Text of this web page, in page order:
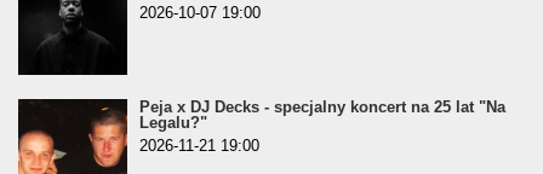
2026-10-07 19:00
Peja x DJ Decks - specjalny koncert na 25 lat "Na
Legalu?"
2026-11-21 19:00